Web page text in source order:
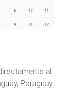
al
Paraguay